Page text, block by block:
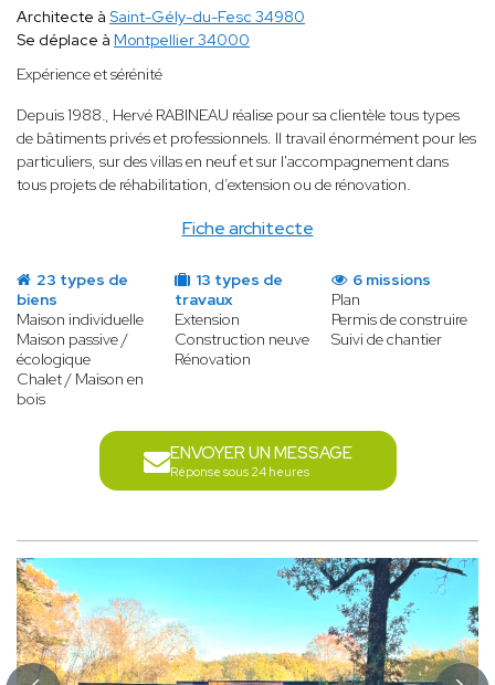
Fiche architecte
Architecte à Saint-Gély-du-Fesc 34980
Se déplace à Montpellier 34000
Expérience et sérénité
Depuis 1988., Hervé RABINEAU réalise pour sa clientèle tous types
de bâtiments privés et professionnels. Il travail énormément pour les
particuliers, sur des villas en neuf et sur l'accompagnement dans
tous projets de réhabilitation, d’extension ou de rénovation.
23 types de
biens
Maison individuelle
Maison passive /
écologique
Chalet / Maison en
bois
13 types de
travaux
Extension
Construction neuve
Rénovation
6 missions
Plan
Permis de construire
Suivi de chantier
ENVOYER UN MESSAGE
Réponse sous 24 heures